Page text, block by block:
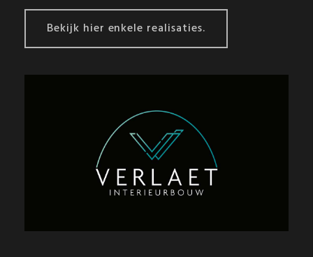
Bekijk hier enkele realisaties.